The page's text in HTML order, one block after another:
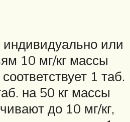
или
10 мг/кг массы
1 таб.
на 50 кг массы
до 10 мг/кг,